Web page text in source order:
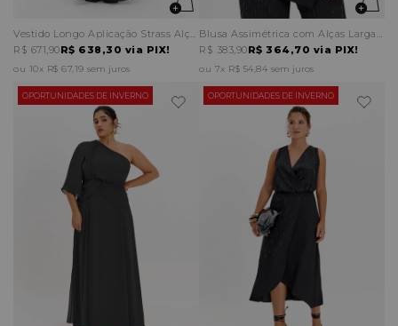
R$ 638,30 via PIX!
R$ 671,90
10x R$ 67,19sem juros
R$ 364,70 via PIX!
R$ 383,90
7x R$ 54,84 sem juros
OPORTUNIDADES DE INVERNO OPORTUNIDADES DE INVERNO